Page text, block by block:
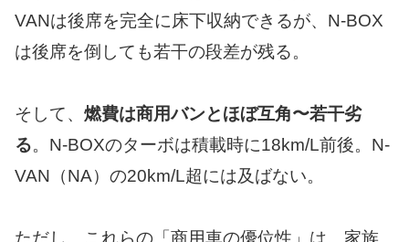
VANは後席を完全に床下収納できるが、N-BOX
は後席を倒しても若干の段差が残る。
そして、 燃費は商用バンとほぼ互角〜若干劣
る。N-BOXのターボは積載時に18km/L前後。N-
VAN（NA）の20km/L超には及ばない。
ただし、これらの「商用車の優位性」は、家族